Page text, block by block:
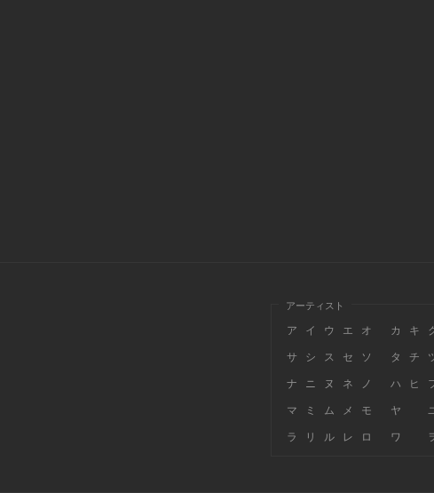
アーティスト
ア イ ウ エ オ カ キ
サ シ ス セ ソ タ チ
ナ ニ ヌ ネ ノ ハ ヒ
マ ミ ム メ モ ヤ
ラ リ ル レ ロ ワ